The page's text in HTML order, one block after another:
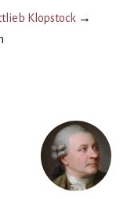
Klopstock →